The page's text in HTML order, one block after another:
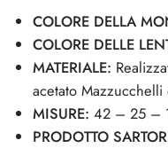
COLORE DELLA
COLORE DELLE
MATERIALE:
acetato Mazzucchelli
MISURE: 42 – 25 –
PRODOTTO